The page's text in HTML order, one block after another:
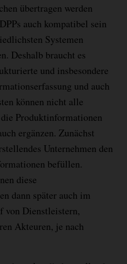
übertragen werden
auch kompatibel sein
Systemen
Deshalb braucht es
und insbesondere
und auch
können nicht alle
Produktinformationen
ergänzen. Zunächst
Unternehmen den
befüllen.
diese
dann später auch im
von Dienstleistern,
Akteuren, je nach